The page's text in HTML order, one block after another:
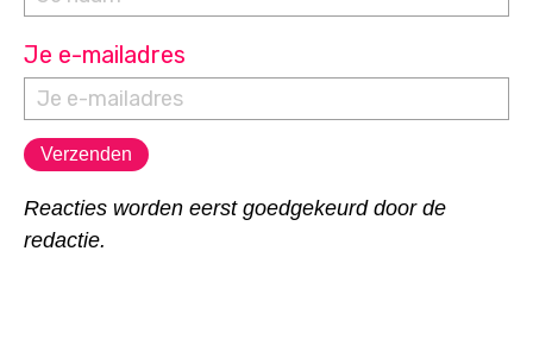
Je e-mailadres
Reacties worden eerst goedgekeurd door de
redactie.